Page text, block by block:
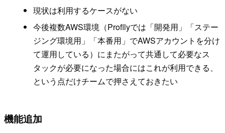
現状は利用するケースがない
今後複数AWS環境（Profllyでは「開発用」「ステー
ジング環境用」「本番用」でAWSアカウントを分け
て運用している）にまたがって共通して必要なス
タックが必要になった場合にはこれが利用できる、
という点だけチームで押さえておきたい
機能追加